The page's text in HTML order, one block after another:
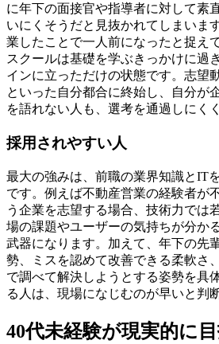
に年下の面接官や指導者に対して素
いにくそうだと見抜かれてしまいま
業したことで一人前になったと捉え
スクールは基礎を学ぶきっかけに過
インに立っただけの状態です。志望
といった自分都合に終始し、自分が
を語れない人も、選考を通過しにく
採用されやすい人
最大の強みは、前職の業界知識とIT
です。例えば不動産営業の経験者が
う企業を志望する場合、技術力では
場の課題やユーザーの気持ちが分か
武器になります。加えて、年下の先
勢、ミスを認めて改善できる柔軟さ
で調べて解決しようとする姿勢を具
る人は、現場になじむのが早いと判
40代未経験が現実的に